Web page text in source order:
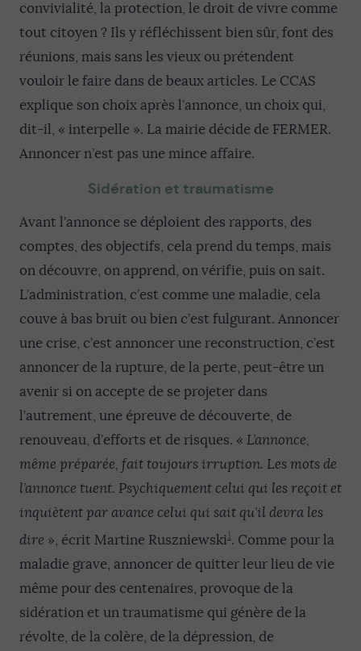
convivialité, la protection, le droit de vivre comme
tout citoyen ? Ils y réfléchissent bien sûr, font des
réunions, mais sans les vieux ou prétendent
vouloir le faire dans de beaux articles. Le CCAS
explique son choix après l’annonce, un choix qui,
dit-il, « interpelle ». La mairie décide de FERMER.
Annoncer n’est pas une mince affaire.
Sidération et traumatisme
Avant l’annonce se déploient des rapports, des
comptes, des objectifs, cela prend du temps, mais
on découvre, on apprend, on vérifie, puis on sait.
L’administration, c’est comme une maladie, cela
couve à bas bruit ou bien c’est fulgurant. Annoncer
une crise, c’est annoncer une reconstruction, c’est
annoncer de la rupture, de la perte, peut-être un
avenir si on accepte de se projeter dans
l’autrement, une épreuve de découverte, de
renouveau, d’efforts et de risques. « L’annonce,
même préparée, fait toujours irruption. Les mots de
l’annonce tuent. Psychiquement celui qui les reçoit et
inquiètent par avance celui qui sait qu’il devra les
dire », écrit Martine Ruszniewski1. Comme pour la
maladie grave, annoncer de quitter leur lieu de vie
même pour des centenaires, provoque de la
sidération et un traumatisme qui génère de la
révolte, de la colère, de la dépression, de